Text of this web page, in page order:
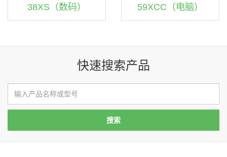
38XS（数码）
59XCC（电脑）
快速搜索产品